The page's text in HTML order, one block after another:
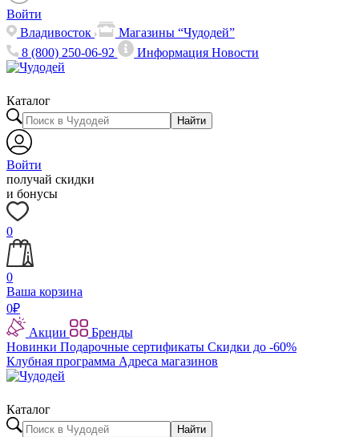
Войти
Владивосток
Магазины “Чудодей”
8 (800) 250-06-92
ИнформацияНовости
Каталог
Найти
Войти
получай скидки
и бонусы
0
0
Ваша корзина
0₽
Акции
Бренды
Новинки Подарочные сертификаты Скидки до -60%
Клубная программа Адреса магазинов
Каталог
Найти